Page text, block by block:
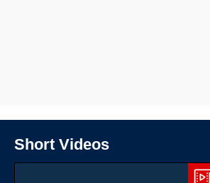
Short Videos